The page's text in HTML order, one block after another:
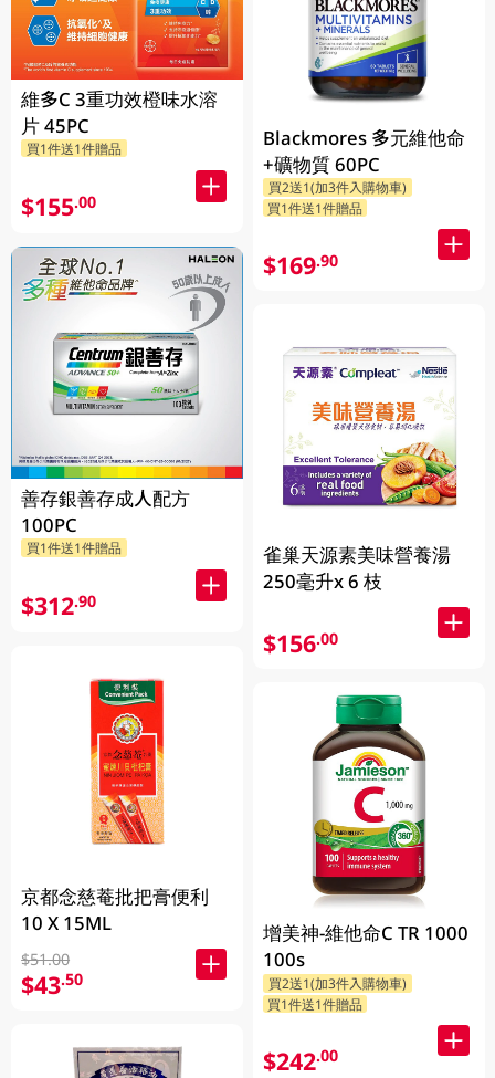
維多C 3重功效橙味水溶
片 45PC
買1件送1件贈品
$155.00
善存銀善存成人配方
100PC
買1件送1件贈品
$312.90
京都念慈菴批把膏便利
10 X 15ML
$51.00
$43.50
Blackmores 多元維他命
+礦物質 60PC
買2送1(加3件入購物車)
買1件送1件贈品
$169.90
雀巢天源素美味營養湯
250毫升x 6 枝
$156.00
增美神-維他命C TR 1000
100s
買2送1(加3件入購物車)
買1件送1件贈品
$242.00